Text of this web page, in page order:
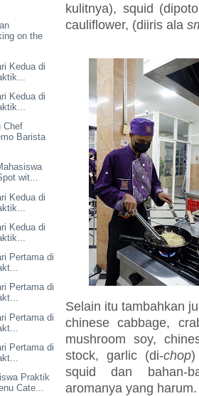
on the
Kedua di
Kedua di
Chef
Barista
wit...
Kedua di
Kedua di
Pertama di
Pertama di
Pertama di
Pertama di
Praktik
Cate...
kulitnya), squid
cauliflower, (diiris ala
Selain itu tambahkan
chinese cabbage,
mushroom soy,
stock, garlic (di-chop)
squid dan bahan-
aromanya yang harum.